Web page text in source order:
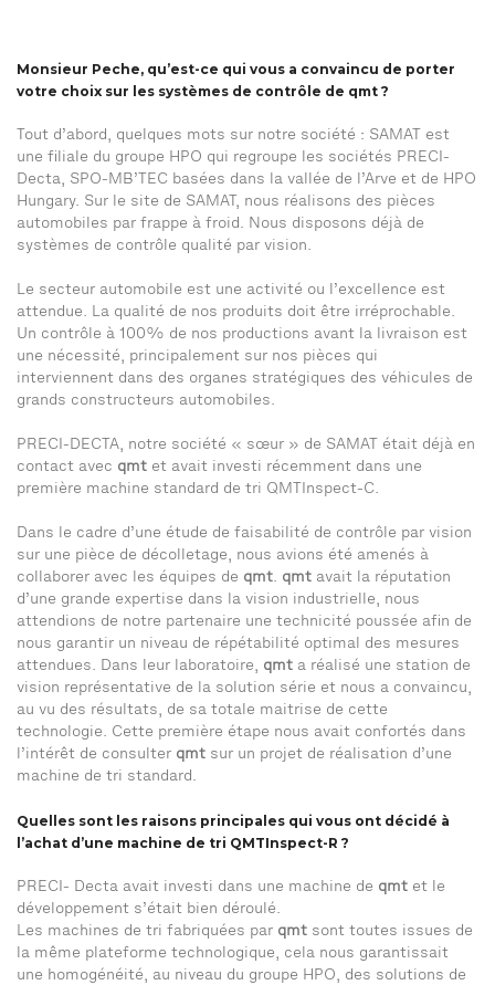
Monsieur Peche, qu’est-ce qui vous a convaincu de porter
votre choix sur les systèmes de contrôle de qmt ?
Tout d’abord, quelques mots sur notre société : SAMAT est
une filiale du groupe HPO qui regroupe les sociétés PRECI-
Decta, SPO-MB’TEC basées dans la vallée de l’Arve et de HPO
Hungary. Sur le site de SAMAT, nous réalisons des pièces
automobiles par frappe à froid. Nous disposons déjà de
systèmes de contrôle qualité par vision.
Le secteur automobile est une activité ou l’excellence est
attendue. La qualité de nos produits doit être irréprochable.
Un contrôle à 100% de nos productions avant la livraison est
une nécessité, principalement sur nos pièces qui
interviennent dans des organes stratégiques des véhicules de
grands constructeurs automobiles.
PRECI-DECTA, notre société « sœur » de SAMAT était déjà en
contact avec qmt et avait investi récemment dans une
première machine standard de tri QMTInspect-C.
Dans le cadre d’une étude de faisabilité de contrôle par vision
sur une pièce de décolletage, nous avions été amenés à
collaborer avec les équipes de qmt. qmt avait la réputation
d’une grande expertise dans la vision industrielle, nous
attendions de notre partenaire une technicité poussée afin de
nous garantir un niveau de répétabilité optimal des mesures
attendues. Dans leur laboratoire, qmt a réalisé une station de
vision représentative de la solution série et nous a convaincu,
au vu des résultats, de sa totale maitrise de cette
technologie. Cette première étape nous avait confortés dans
l’intérêt de consulter qmt sur un projet de réalisation d’une
machine de tri standard.
Quelles sont les raisons principales qui vous ont décidé à
l’achat d’une machine de tri QMTInspect-R ?
PRECI- Decta avait investi dans une machine de qmt et le
développement s’était bien déroulé.
Les machines de tri fabriquées par qmt sont toutes issues de
la même plateforme technologique, cela nous garantissait
une homogénéité, au niveau du groupe HPO, des solutions de